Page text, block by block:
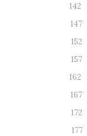
142
147
152
157
162
167
172
177